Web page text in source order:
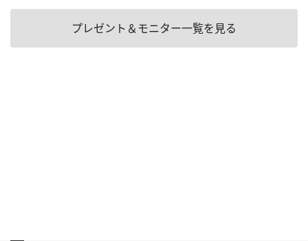
プレゼント＆モニター一覧を見る